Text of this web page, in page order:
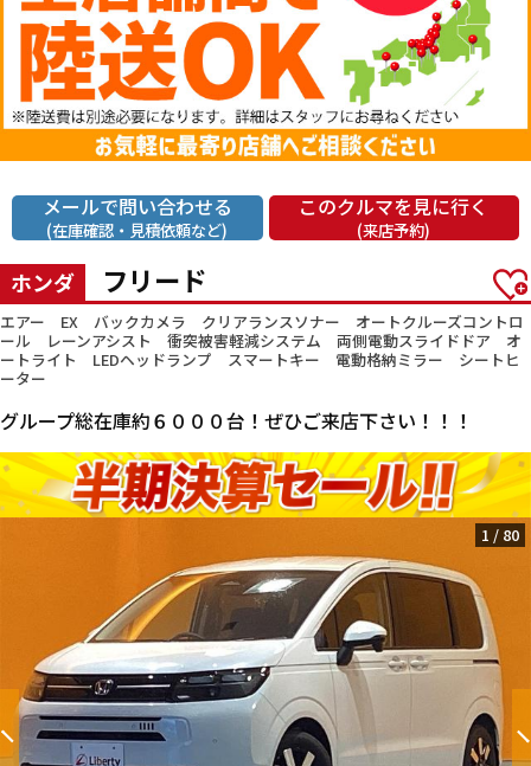
メールで問い合わせる
(在庫確認・見積依頼など)
このクルマを見に行く
(来店予約)
ホンダ フリード
エアー EX バックカメラ クリアランスソナー オートクルーズコントロ
ール レーンアシスト 衝突被害軽減システム 両側電動スライドドア オ
ートライト LEDヘッドランプ スマートキー 電動格納ミラー シートヒ
ーター
グループ総在庫約６０００台！ぜひご来店下さい！！！
1 / 80